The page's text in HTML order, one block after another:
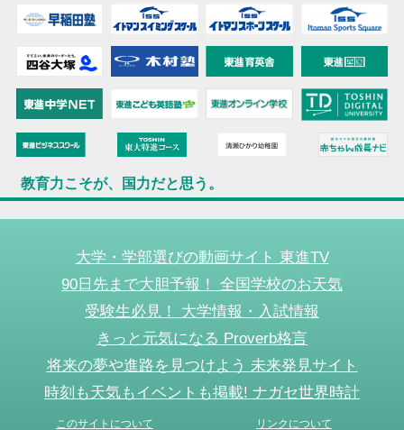
教育力こそが、国力だと思う。
大学・学部選びの動画サイト 東進TV
90日先まで大胆予報！ 全国学校のお天気
受験生必見！ 大学情報・入試情報
きっと元気になる Proverb格言
将来の夢や進路を見つけよう 未来発見サイト
時刻も天気もイベントも掲載! ナガセ世界時計
このサイトについて リンクについて